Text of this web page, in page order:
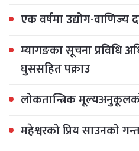
एक वर्षमा उद्योग-वाणिज्य
म्यागङका सूचना
घुससहित पक्राउ
लोकतान्त्रिक
महेश्वरको प्रिय साउनको